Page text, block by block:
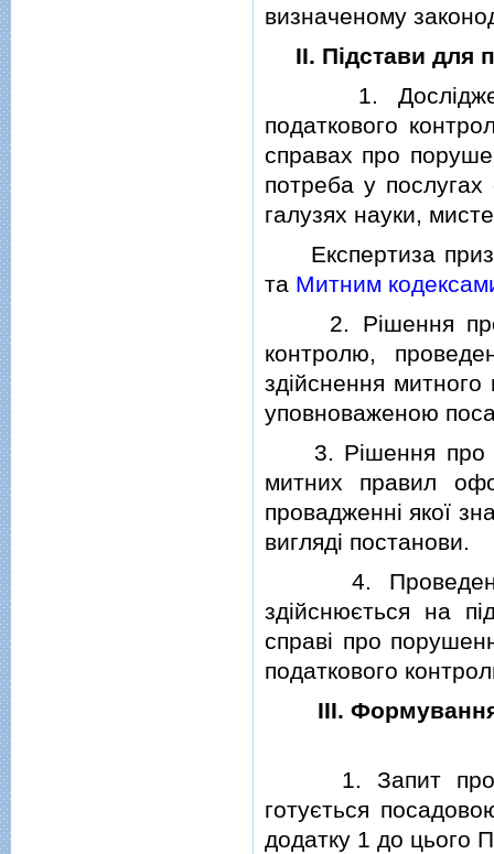
визначеному
II. Пiдстави для
1. Дослiдження
податкового
справах про
потреба у
галузях науки,
Експертиза
та Митним
2. Рiшення про
контролю,
здiйснення
уповноваженою
3. Рiшення про
митних правил
провадженнi якої
виглядi постанови.
4. Проведення
здiйснюється на
справi про
податкового
III.
1. Запит про
готується
додатку 1 до цього